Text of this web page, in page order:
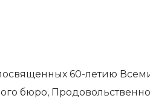
60-летию
бюро,